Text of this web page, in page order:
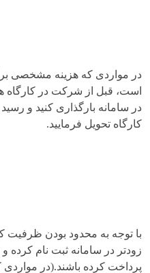
در مواردی که هزینه مشخصی
است، قبل از شرکت در کارگاه
در سامانه بارگذاری کنید و
کارگاه تحویل فرمایید.
با توجه به محدود بودن ظرفیت
زودتر در سامانه ثبت نام کرده
پرداخت کرده باشند.(در